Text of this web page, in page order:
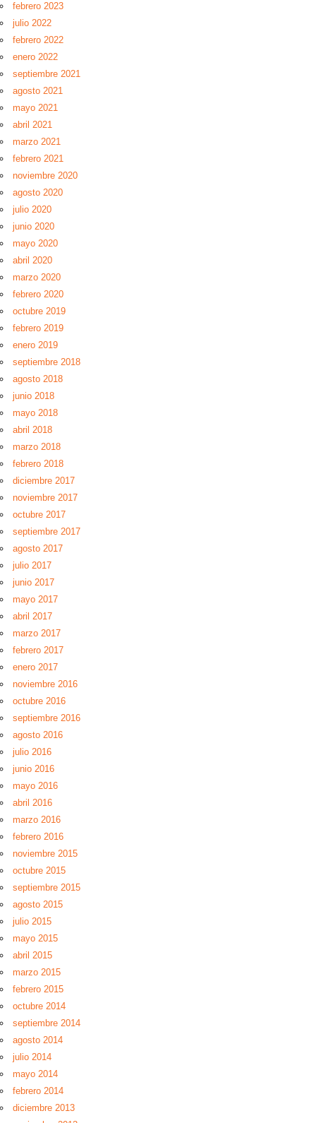
febrero 2023
julio 2022
febrero 2022
enero 2022
septiembre 2021
agosto 2021
mayo 2021
abril 2021
marzo 2021
febrero 2021
noviembre 2020
agosto 2020
julio 2020
junio 2020
mayo 2020
abril 2020
marzo 2020
febrero 2020
octubre 2019
febrero 2019
enero 2019
septiembre 2018
agosto 2018
junio 2018
mayo 2018
abril 2018
marzo 2018
febrero 2018
diciembre 2017
noviembre 2017
octubre 2017
septiembre 2017
agosto 2017
julio 2017
junio 2017
mayo 2017
abril 2017
marzo 2017
febrero 2017
enero 2017
noviembre 2016
octubre 2016
septiembre 2016
agosto 2016
julio 2016
junio 2016
mayo 2016
abril 2016
marzo 2016
febrero 2016
noviembre 2015
octubre 2015
septiembre 2015
agosto 2015
julio 2015
mayo 2015
abril 2015
marzo 2015
febrero 2015
octubre 2014
septiembre 2014
agosto 2014
julio 2014
mayo 2014
febrero 2014
diciembre 2013